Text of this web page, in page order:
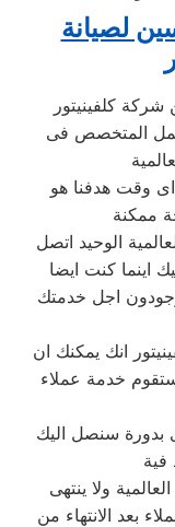
لصيانة
المتخصص فى
وقت هدفنا هو
ممكنة
الوحيد اتصل
اينما كنت ايضا
اجل خدمتك
انك يمكنك ان
خدمة عملاء
بدورة سنصل اليك
ولا ينتهى
بعد الانتهاء من